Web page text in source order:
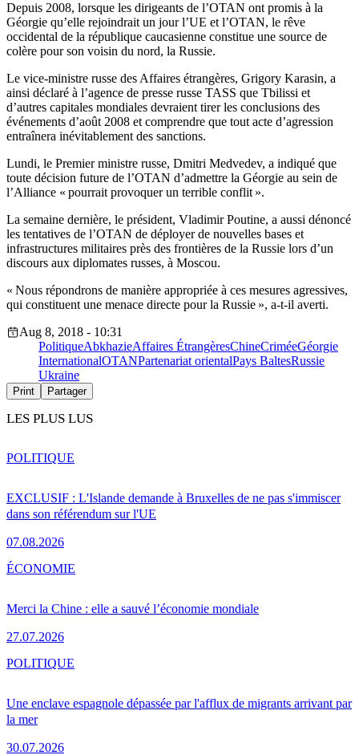
Depuis 2008, lorsque les dirigeants de l’OTAN ont promis à la
Géorgie qu’elle rejoindrait un jour l’UE et l’OTAN, le rêve
occidental de la république caucasienne constitue une source de
colère pour son voisin du nord, la Russie.
Le vice-ministre russe des Affaires étrangères, Grigory Karasin, a
ainsi déclaré à l’agence de presse russe TASS que Tbilissi et
d’autres capitales mondiales devraient tirer les conclusions des
événements d’août 2008 et comprendre que tout acte d’agression
entraînera inévitablement des sanctions.
Lundi, le Premier ministre russe, Dmitri Medvedev, a indiqué que
toute décision future de l’OTAN d’admettre la Géorgie au sein de
l’Alliance « pourrait provoquer un terrible conflit ».
La semaine dernière, le président, Vladimir Poutine, a aussi dénoncé
les tentatives de l’OTAN de déployer de nouvelles bases et
infrastructures militaires près des frontières de la Russie lors d’un
discours aux diplomates russes, à Moscou.
« Nous répondrons de manière appropriée à ces mesures agressives,
qui constituent une menace directe pour la Russie », a-t-il averti.
Aug 8, 2018 - 10:31
PolitiqueAbkhazieAffaires ÉtrangèresChineCriméeGéorgie
InternationalOTANPartenariat orientalPays BaltesRussie
Ukraine
Print Partager
LES PLUS LUS
EXCLUSIF : L'Islande demande à Bruxelles de ne pas s'immiscer
dans son référendum sur l'UE
07.08.2026
POLITIQUE
Merci la Chine : elle a sauvé l’économie mondiale
27.07.2026
ÉCONOMIE
Une enclave espagnole dépassée par l'afflux de migrants arrivant par
la mer
30.07.2026
POLITIQUE